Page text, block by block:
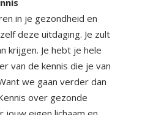
in je gezondheid en
deze uitdaging. Je zult
krijgen. Je hebt je hele
van de kennis die je van
we gaan verder dan
over gezonde